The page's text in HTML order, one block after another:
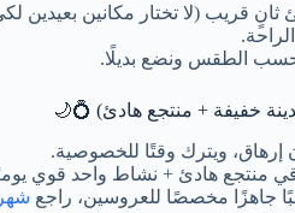
قريب (لا تختار مكانين بعيدين
الطقس ونضع بديلًا.
ويترك وقتًا للخصوصية.
منتجع هادئ + نشاط واحد قوي
جاهزًا مخصصًا للعروسين، راجع